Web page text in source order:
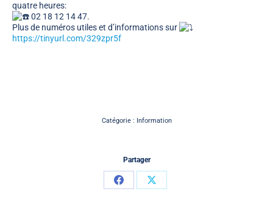
quatre heures:
02 18 12 14 47.
Plus de numéros utiles et d’informations sur
https://tinyurl.com/329zpr5f
Catégorie : Information
Partager
PartagerPartager